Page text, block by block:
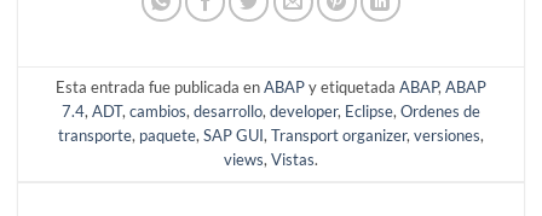
Esta entrada fue publicada enABAPy etiquetada ABAP,ABAP
7.4,ADT,cambios,desarrollo,developer, Eclipse,Ordenes de
transporte, paquete,SAP GUI,Transport organizer,versiones,
views,Vistas.